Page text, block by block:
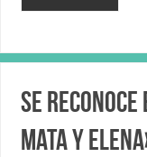
Se
Mata y